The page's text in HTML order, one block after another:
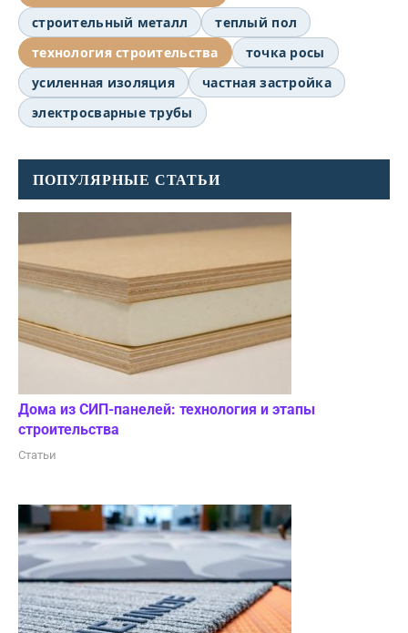
строительный металл
теплый пол
технология строительства
точка росы
усиленная изоляция
частная застройка
электросварные трубы
ПОПУЛЯРНЫЕ СТАТЬИ
Дома из СИП-панелей: технология и этапы
строительства
Статьи